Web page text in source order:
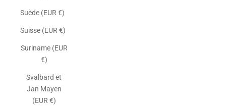
Suède (EUR €)
Suisse (EUR €)
Suriname (EUR
€)
Svalbard et
Jan Mayen
(EUR €)